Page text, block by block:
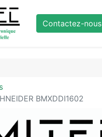
Contactez-nous
BMXDDI1602